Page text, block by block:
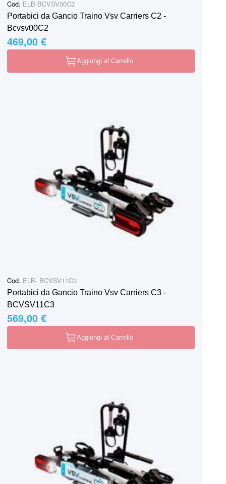
Cod. ELB-BCVSV00C2
Portabici da Gancio Traino Vsv Carriers C2 -
Bcvsv00C2
469,00 €
Aggiungi al Carrello
Cod. ELB- BCVSV11C3
Portabici da Gancio Traino Vsv Carriers C3 -
BCVSV11C3
569,00 €
Aggiungi al Carrello